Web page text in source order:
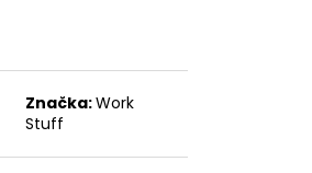
Značka:Work
Stuff